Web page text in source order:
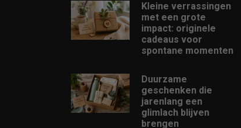
Kleine verrassingen
met een grote
impact: originele
cadeaus voor
spontane momenten
Duurzame
geschenken die
jarenlang een
glimlach blijven
brengen